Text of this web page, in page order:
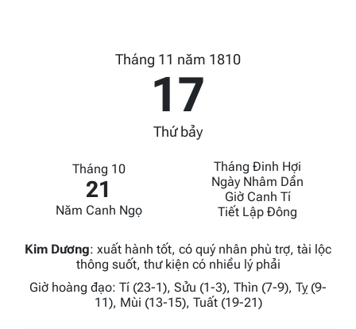
Tháng 11 năm 1810
17
Thứ bảy
Tháng 10
21
Năm Canh Ngọ
Tháng Đinh Hợi
Ngày Nhâm Dần
Giờ Canh Tí
Tiết Lập Đông
Kim Dương: xuất hành tốt, có quý nhân phù trợ, tài lộc
thông suốt, thư kiện có nhiều lý phải
Giờ hoàng đạo: Tí (23-1), Sửu (1-3), Thìn (7-9), Tỵ (9-
11), Mùi (13-15), Tuất (19-21)